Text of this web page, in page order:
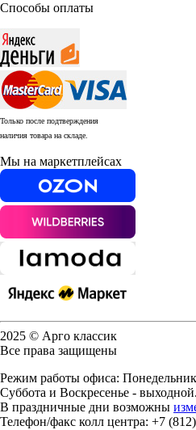
Способы оплаты
Только после подтверждения
наличия товара на складе.
Мы на маркетплейсах
2025 © Арго классик
Все права защищены
Режим работы офиса:
Суббота и Воскресенье - выходной.
В праздничные дни возможны
Телефон/факс колл центра: +7